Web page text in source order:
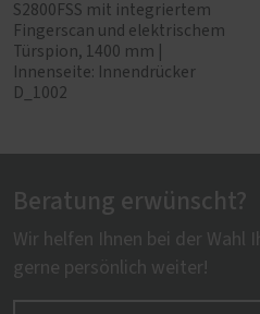
S2800FSS mit integriertem
Fingerscan und elektrischem
Türspion, 1400 mm |
Innenseite: Innendrücker
D_1002
Beratung erwünscht?
Wir helfen Ihnen bei der Wahl
gerne persönlich weiter!